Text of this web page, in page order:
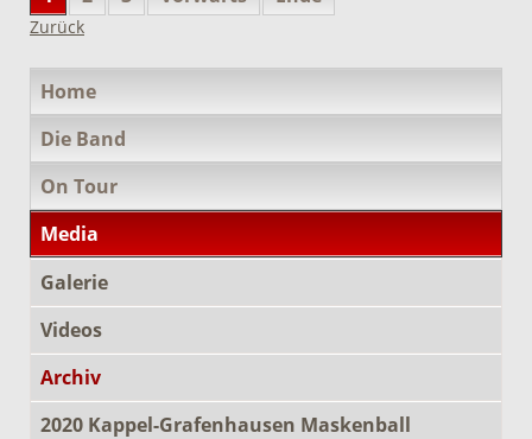
Zurück
überspringen
Home
Die Band
On Tour
Media
Galerie
Videos
Archiv
2020 Kappel-Grafenhausen Maskenball